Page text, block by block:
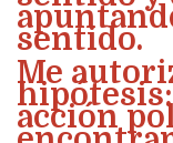
sentido.
Me
acción